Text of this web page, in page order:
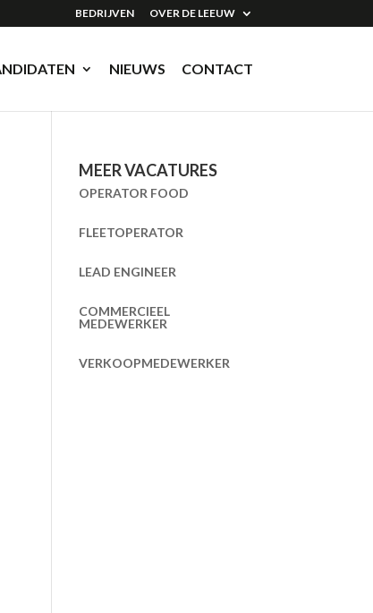
BEDRIJVEN OVER DE LEEUW
NIEUWS CONTACT
MEER VACATURES
OPERATOR FOOD
FLEETOPERATOR
LEAD ENGINEER
COMMERCIEEL
MEDEWERKER
VERKOOPMEDEWERKER